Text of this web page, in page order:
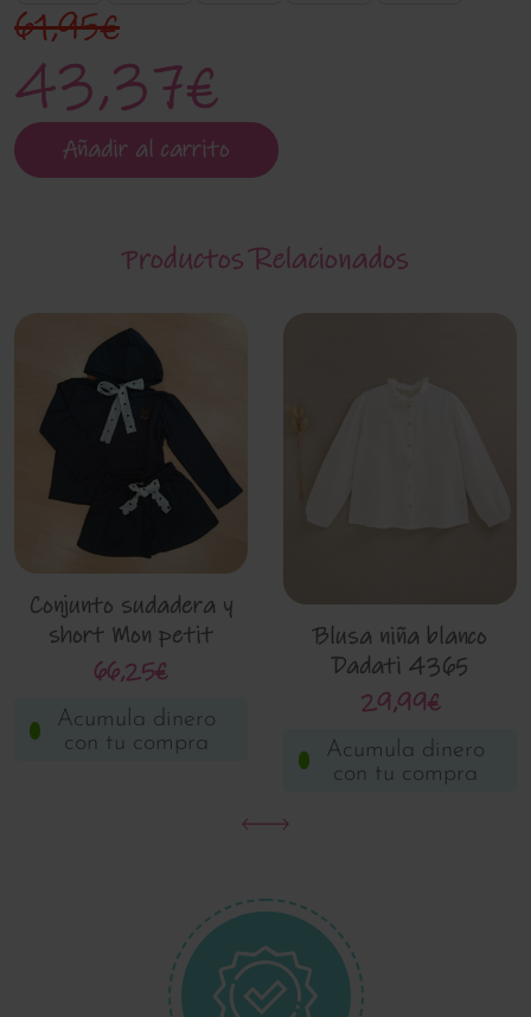
43,37€
61,95€
Añadir al carrito
Productos Relacionados
Conjunto sudadera y
short Mon petit
Bonbon im094
66,25€
Acumula dinero
con tu compra
Blusa niña blanco
Dadati 4365
29,99€
Acumula dinero
con tu compra